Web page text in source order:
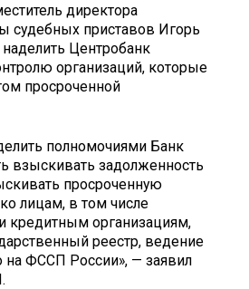
директора
судебных приставов Игорь
Центробанк
организаций, которые
просроченной
полномочиями Банк
взыскивать задолженность
просроченную
лицам, в том числе
организациям,
реестр, ведение
на ФССП России», — заявил